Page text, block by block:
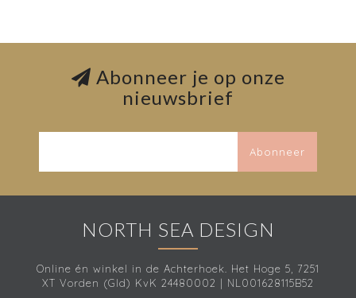
Abonneer je op onze
nieuwsbrief
Abonneer
NORTH SEA DESIGN
Online én winkel in de Achterhoek. Het Hoge 5, 7251
XT Vorden (Gld) KvK 24480002 | NL001628115B52